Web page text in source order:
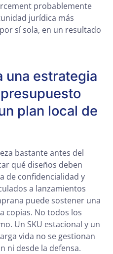
probablemente
jurídica más
sí sola, en un resultado
una estrategia
plan local de
bastante antes del
qué diseños deben
de confidencialidad y
a lanzamientos
puede sostener una
copias. No todos los
Un SKU estacional y un
vida no se gestionan
ni desde la defensa.